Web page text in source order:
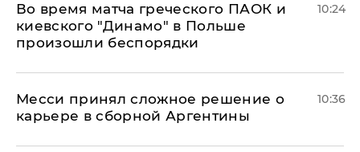
Во время матча греческого ПАОК и
киевского "Динамо" в Польше
произошли беспорядки
10:24
Месси принял сложное решение о
карьере в сборной Аргентины
10:36